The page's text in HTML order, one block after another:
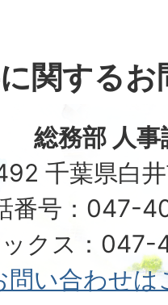
関する
総務部 人事
千葉県白
番号：047-
クス：047-
問い合わせは